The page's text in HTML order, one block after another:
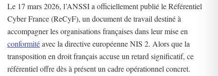
Le 17 mars 2026, l’ANSSI a officiellement publié le Référentiel
Cyber France (ReCyF), un document de travail destiné à
accompagner les organisations françaises dans leur mise en
conformitéavec la directive européenne NIS 2. Alors que la
transposition en droit français accuse un retard significatif, ce
référentiel offre dès à présent un cadre opérationnel concret.